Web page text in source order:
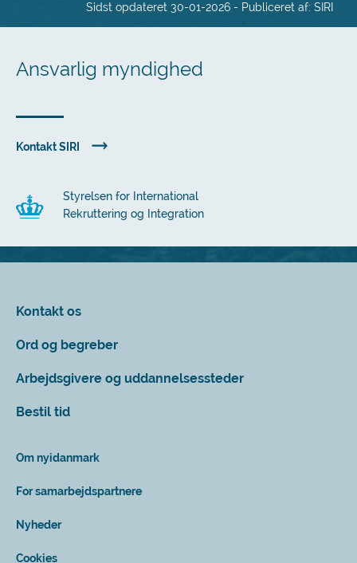
Sidst opdateret 30-01-2026 - Publiceret af: SIRI
Ansvarlig myndighed
Kontakt SIRI
Styrelsen for International
Rekruttering og Integration
Kontakt os
Ord og begreber
Arbejdsgivere og uddannelsessteder
Bestil tid
Om nyidanmark
For samarbejdspartnere
Nyheder
Cookies